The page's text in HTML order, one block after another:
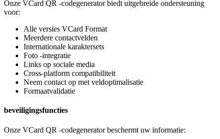
Onze VCard QR -codegenerator biedt uitgebreide ondersteuning
voor:
Alle versies VCard Format
Meerdere contactvelden
Internationale karaktersets
Foto -integratie
Links op sociale media
Cross-platform compatibiliteit
Neem contact op met veldoptimalisatie
Formaatvalidatie
beveiligingsfuncties
Onze VCard QR -codegenerator beschermt uw informatie: